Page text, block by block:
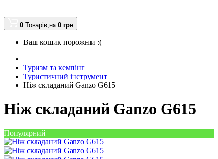
0 Товарів,на 0 грн
Ваш кошик порожній :(
Туризм та кемпінг
Туристичний інструмент
Ніж складаний Ganzo G615
Ніж складаний Ganzo G615
Популярний